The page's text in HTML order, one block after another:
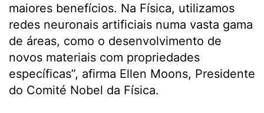
maiores benefícios. Na Física, utilizamos
redes neuronais artificiais numa vasta gama
de áreas, como o desenvolvimento de
novos materiais com propriedades
específicas”, afirma Ellen Moons, Presidente
do Comité Nobel da Física.